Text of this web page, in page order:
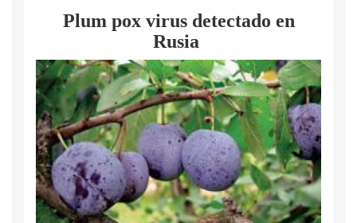
Plum pox virus detectado en
Rusia